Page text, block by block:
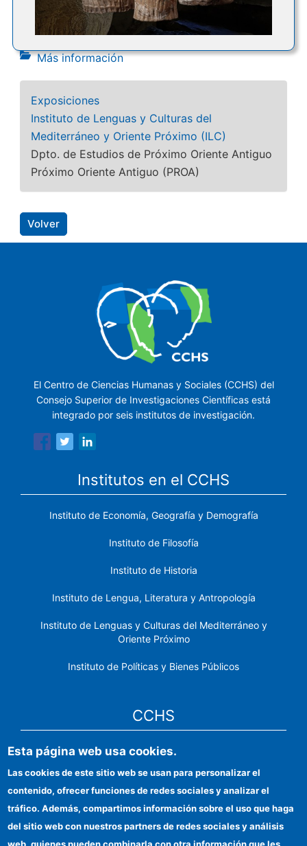
Más información
Exposiciones
Instituto de Lenguas y Culturas del
Mediterráneo y Oriente Próximo (ILC)
Dpto. de Estudios de Próximo Oriente Antiguo
Próximo Oriente Antiguo (PROA)
Volver
El Centro de Ciencias Humanas y Sociales (CCHS) del
Consejo Superior de Investigaciones Científicas está
integrado por seis institutos de investigación.
Institutos en el CCHS
Instituto de Economía, Geografía y Demografía
Instituto de Filosofía
Instituto de Historia
Instituto de Lengua, Literatura y Antropología
Instituto de Lenguas y Culturas del Mediterráneo y
Oriente Próximo
Instituto de Políticas y Bienes Públicos
CCHS
Sede electrónica CSIC
Identidad institucional
Información para proveedores
Ayudas FEDER
Esta página web usa cookies.
Las cookies de este sitio web se usan para personalizar el
contenido, ofrecer funciones de redes sociales y analizar el
tráfico. Además, compartimos información sobre el uso que haga
del sitio web con nuestros partners de redes sociales y análisis